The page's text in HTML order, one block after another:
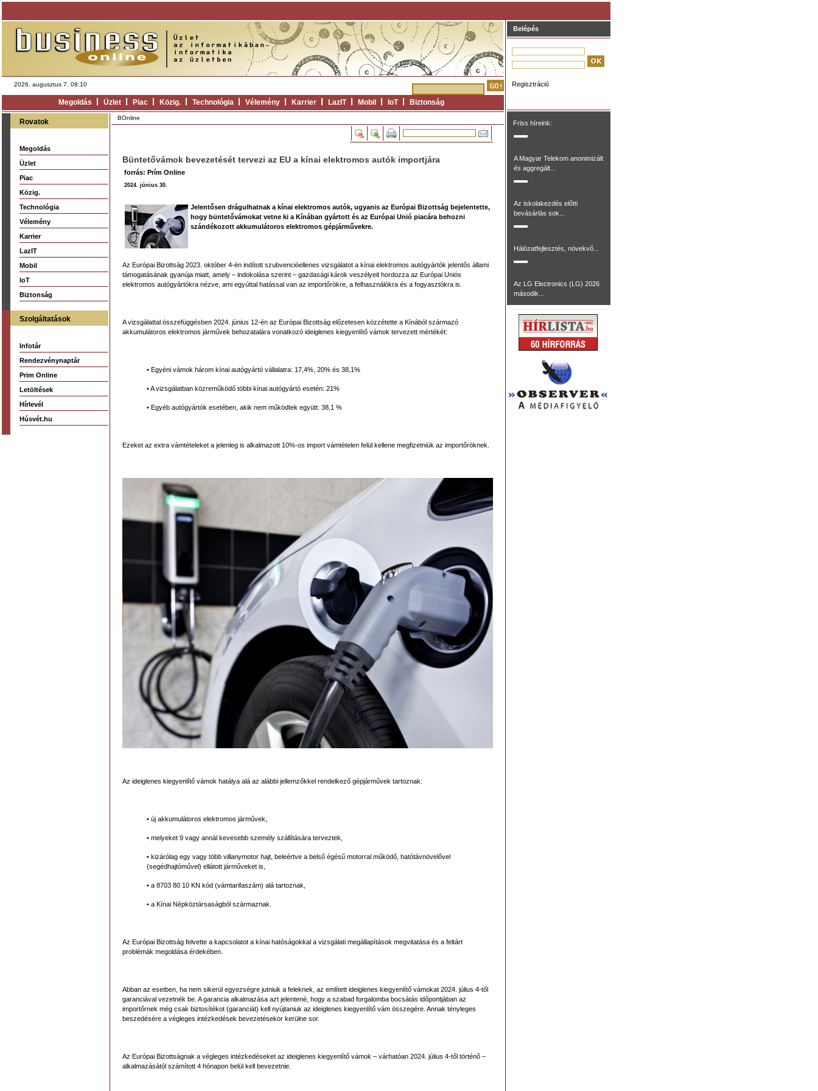
2026. augusztus 7. 08:10
Megoldás Üzlet Piac Közig. Technológia Vélemény Karrier LazIT Mobil IoT Biztonság
Rovatok
Megoldás
Üzlet
Piac
Közig.
Technológia
Vélemény
Karrier
LazIT
Mobil
IoT
Biztonság
Szolgáltatások
Infotár
Rendezvénynaptár
Prim Online
Letöltések
Hírlevél
Húsvét.hu
BOnline
Büntetővámok bevezetését tervezi az EU a kínai elektromos autók importjára
forrás: Prím Online
2024. június 30.
Jelentősen drágulhatnak a kínai elektromos autók, ugyanis az Európai Bizottság bejelentette,
hogy büntetővámokat vetne ki a Kínában gyártott és az Európai Unió piacára behozni
szándékozott akkumulátoros elektromos gépjárművekre.
Az Európai Bizottság 2023. október 4-én indított szubvencióellenes vizsgálatot a kínai elektromos autógyártók jelentős állami
támogatásának gyanúja miatt, amely – indokolása szerint – gazdasági károk veszélyeit hordozza az Európai Uniós
elektromos autógyártókra nézve, ami egyúttal hatással van az importőrökre, a felhasználókra és a fogyasztókra is.
A vizsgálattal összefüggésben 2024. június 12-én az Európai Bizottság előzetesen közzétette a Kínából származó
akkumulátoros elektromos járművek behozatalára vonatkozó ideiglenes kiegyenlítő vámok tervezett mértékét:
• Egyéni vámok három kínai autógyártó vállalatra: 17,4%, 20% és 38,1%
• A vizsgálatban közreműködő többi kínai autógyártó esetén: 21%
• Egyéb autógyártók esetében, akik nem működtek együtt: 38,1 %
Ezeket az extra vámtételeket a jelenleg is alkalmazott 10%-os import vámtételen felül kellene megfizetniük az importőröknek.
Az ideiglenes kiegyenlítő vámok hatálya alá az alábbi jellemzőkkel rendelkező gépjárművek tartoznak:
• új akkumulátoros elektromos járművek,
• melyeket 9 vagy annál kevesebb személy szállítására terveztek,
• kizárólag egy vagy több villanymotor hajt, beleértve a belső égésű motorral működő, hatótávnövelővel
(segédhajtóművel) ellátott járműveket is,
• a 8703 80 10 KN kód (vámtarifaszám) alá tartoznak,
• a Kínai Népköztársaságból származnak.
Az Európai Bizottság felvette a kapcsolatot a kínai hatóságokkal a vizsgálati megállapítások megvitatása és a feltárt
problémák megoldása érdekében.
Abban az esetben, ha nem sikerül egyezségre jutniuk a feleknek, az említett ideiglenes kiegyenlítő vámokat 2024. július 4-től
garanciával vezetnék be. A garancia alkalmazása azt jelentené, hogy a szabad forgalomba bocsátás időpontjában az
importőrnek még csak biztosítékot (garanciát) kell nyújtaniuk az ideiglenes kiegyenlítő vám összegére. Annak tényleges
beszedésére a végleges intézkedések bevezetésekor kerülne sor.
Az Európai Bizottságnak a végleges intézkedéseket az ideiglenes kiegyenlítő vámok – várhatóan 2024. július 4-től történő –
alkalmazásától számított 4 hónapon belül kell bevezetnie.
Belépés
Regisztráció
Friss híreink:
A Magyar Telekom anonimizált
és aggregált...
Az iskolakezdés előtti
bevásárlás sok...
Hálózatfejlesztés, növekvő...
Az LG Electronics (LG) 2026
második...